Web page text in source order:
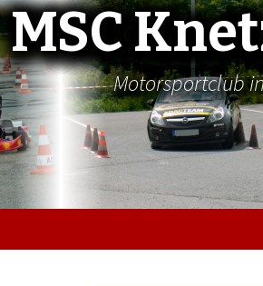
MSC
Motorsportclub